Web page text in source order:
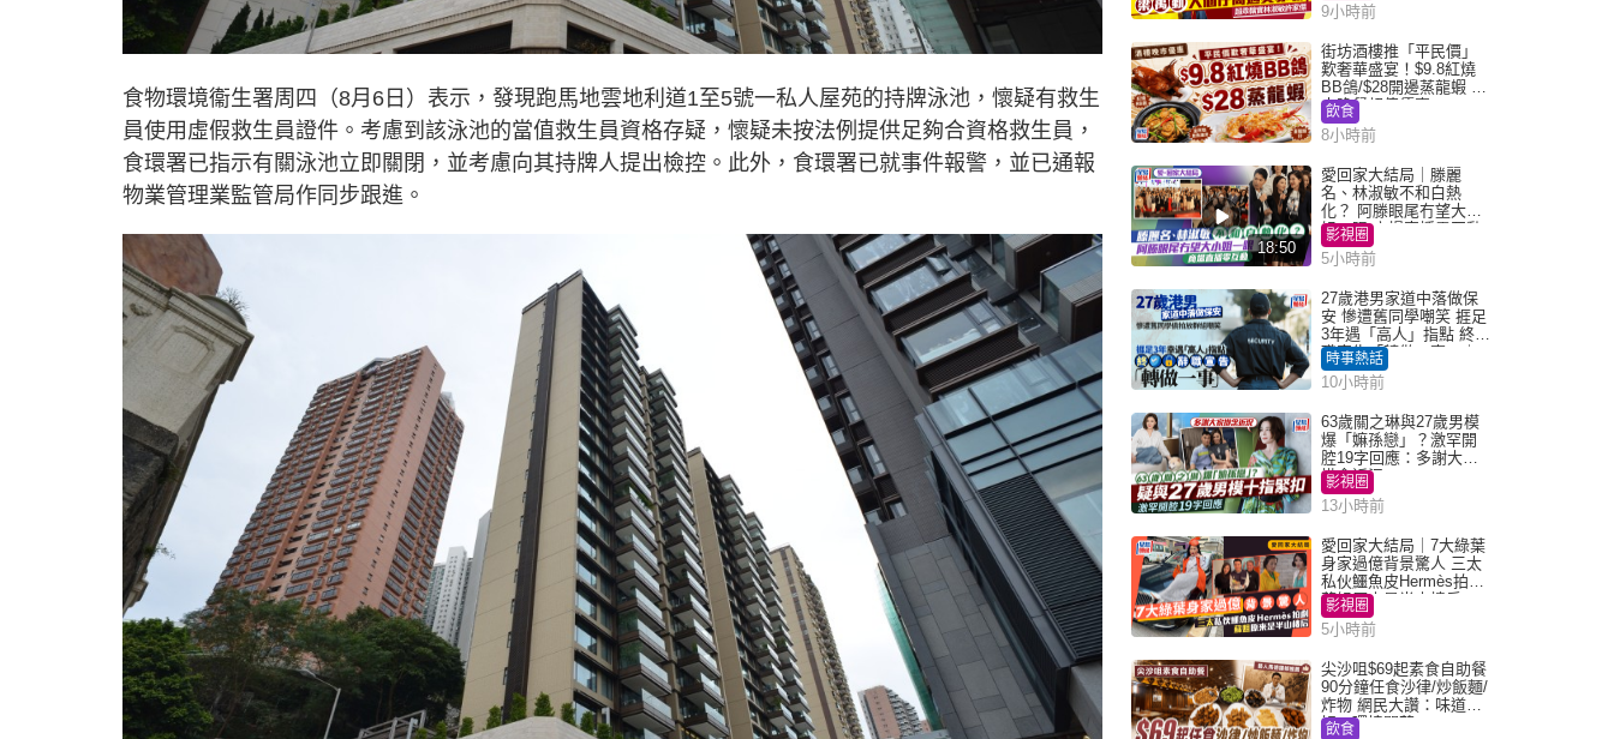
食物環境衞生署周四（8月6日）表示，發現跑馬地雲地利道1至5號一私人屋苑的持牌泳池，懷疑有救生
員使用虛假救生員證件。考慮到該泳池的當值救生員資格存疑，懷疑未按法例提供足夠合資格救生員，
食環署已指示有關泳池立即關閉，並考慮向其持牌人提出檢控。此外，食環署已就事件報警，並已通報
物業管理業監管局作同步跟進。
9小時前
街坊酒樓推「平民價」
歎奢華盛宴！$9.8紅燒
BB鴿/$28開邊蒸龍蝦 3
大晚餐超值優惠
飲食
8小時前
18:50
愛回家大結局｜滕麗
名、林淑敏不和白熱
化？ 阿滕眼尾冇望大小
姐一眼 商場直播零互動
影視圈
5小時前
27歲港男家道中落做保
安 慘遭舊同學嘲笑 捱足
3年遇「高人」指點 終辭
職宣告「轉做一事」｜
Juicy叮
時事熱話
10小時前
63歲關之琳與27歲男模
爆「嫲孫戀」？激罕開
腔19字回應：多謝大家
掛念近況
影視圈
13小時前
愛回家大結局｜7大綠葉
身家過億背景驚人 三太
私伙鱷魚皮Hermès拍劇
蘇姐原來是半山樓后
影視圈
5小時前
尖沙咀$69起素食自助餐
90分鐘任食沙律/炒飯麵/
炸物 網民大讚：味道
好，環境闊落
飲食